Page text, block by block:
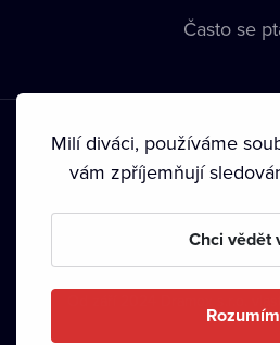
Často se
Podmínky používání • Ochrana
• Autorská
Milí diváci, používáme
vám zpříjemňují
Chci vědět
Rozumím